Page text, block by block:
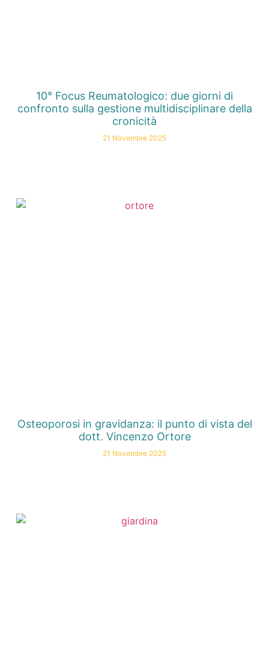
10° Focus Reumatologico: due giorni di
confronto sulla gestione multidisciplinare della
cronicità
21 Novembre 2025
Osteoporosi in gravidanza: il punto di vista del
dott. Vincenzo Ortore
21 Novembre 2025